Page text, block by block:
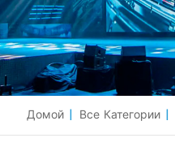
Домой | Все Категории |